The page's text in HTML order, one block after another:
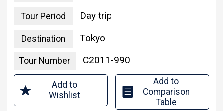
Tour Period Day trip
Destination Tokyo
Tour Number C2011-990
Add to
Wishlist
Add to
Comparison
Table